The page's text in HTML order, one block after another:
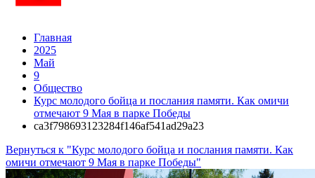
Главная
2025
Май
9
Общество
Курс молодого бойца и послания памяти. Как омичи
отмечают 9 Мая в парке Победы
ca3f798693123284f146af541ad29a23
Вернуться к "Курс молодого бойца и послания памяти. Как
омичи отмечают 9 Мая в парке Победы"